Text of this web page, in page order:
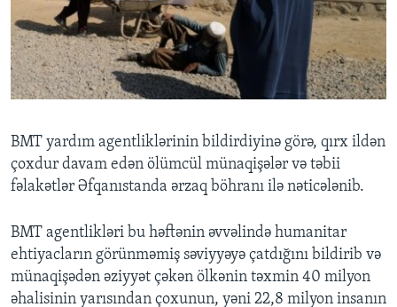
BMT yardım agentliklərinin bildirdiyinə görə, qırx ildən
çoxdur davam edən ölümcül münaqişələr və təbii
fəlakətlər Əfqanıstanda ərzaq böhranı ilə nəticələnib.
BMT agentlikləri bu həftənin əvvəlində humanitar
ehtiyacların görünməmiş səviyyəyə çatdığını bildirib və
münaqişədən əziyyət çəkən ölkənin təxmin 40 milyon
əhalisinin yarısından çoxunun, yəni 22,8 milyon insanın